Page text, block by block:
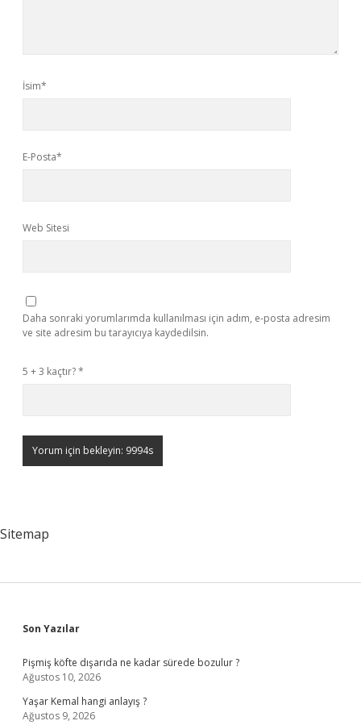
İsim*
E-Posta*
Web Sitesi
Daha sonraki yorumlarımda kullanılması için adım, e-posta adresim
ve site adresim bu tarayıcıya kaydedilsin.
5 + 3 kaçtır?*
Sitemap
Sidebar
Son Yazılar
Pişmiş köfte dışarıda ne kadar sürede bozulur ?
Ağustos 10, 2026
Yaşar Kemal hangi anlayış ?
Ağustos 9, 2026